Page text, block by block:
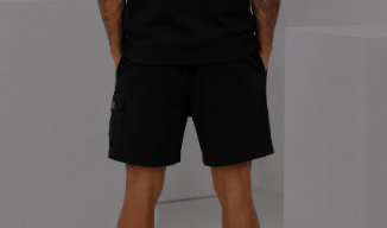
MID SEASON-SALE DAMES